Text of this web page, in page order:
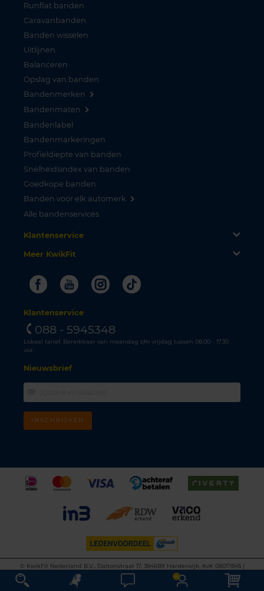
Runflat banden
Caravanbanden
Banden wisselen
Uitlijnen
Balanceren
Opslag van banden
Bandenmerken
Bandenmaten
Bandenlabel
Bandenmarkeringen
Profieldiepte van banden
Snelheidsindex van banden
Goedkope banden
Banden voor elk automerk
Alle bandenservices
Klantenservice
Meer KwikFit
FacebookYoutubeInstagram
Tiktok
Klantenservice
088 - 5945348
Lokaal tarief. Bereikbaar van maandag t/m vrijdag tussen 08.00 - 17.30
uur.
Nieuwsbrief
INSCHRIJVEN
©
KwikFit Nederland B.V., Daltonstraat 17, 3846BX Harderwijk, KvK 08017845 |
Algemene voorwaarden
Privacyverklaring Cookiebeleid
Disclaimer
This site is protected by reCAPTCHA and the Google
Privacy Policy
Terms of